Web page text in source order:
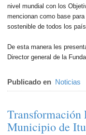
nivel mundial con los
mencionan como base
sostenible de todos los
De esta manera les
Director general de la
Publicado en Noticias
Transformación
Municipio de